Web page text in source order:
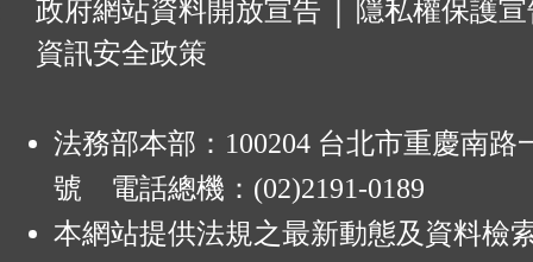
政府網站資料開放宣告
隱私權保護
資訊安全政策
法務部本部：100204 台北市重慶南路
號 電話總機：(02)2191-0189
本網站提供法規之最新動態及資料檢